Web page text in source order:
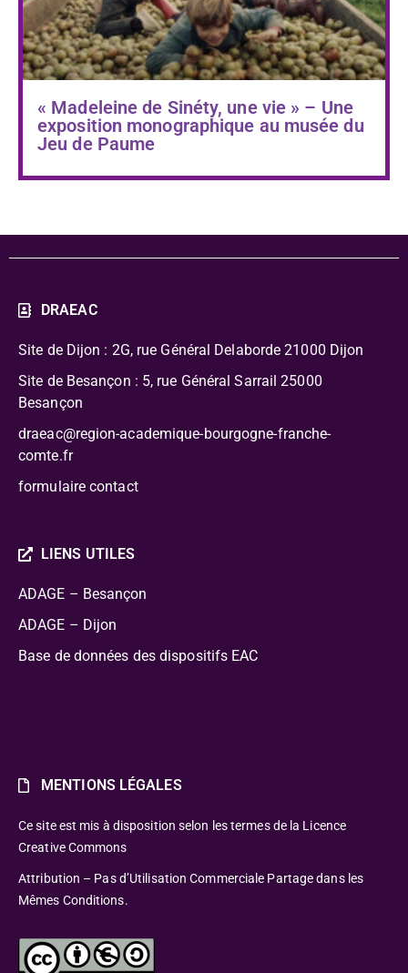
« Madeleine de Sinéty, une vie » – Une
exposition monographique au musée du
Jeu de Paume
DRAEAC
Site de Dijon : 2G, rue Général Delaborde 21000 Dijon
Site de Besançon : 5, rue Général Sarrail 25000
Besançon
draeac@region-academique-bourgogne-franche-
comte.fr
formulaire contact
LIENS UTILES
ADAGE – Besançon
ADAGE – Dijon
Base de données des dispositifs EAC
MENTIONS LÉGALES
Ce site est mis à disposition selon les termes de la Licence
Creative Commons
Attribution – Pas d’Utilisation Commerciale Partage dans les
Mêmes Conditions.